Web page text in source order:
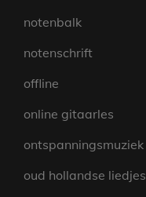
notenbalk
notenschrift
offline
online gitaarles
ontspanningsmuziek
oud hollandse liedjes